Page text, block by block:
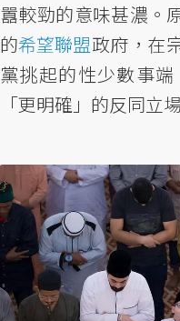
囂較勁的意味甚濃。
的希望聯盟政府，在
黨挑起的性少數事
「更明確」的反同立